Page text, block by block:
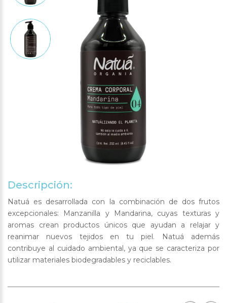
Descripción:
Natuá es desarrollada con la combinación de dos frutos
excepcionales: Manzanilla y Mandarina, cuyas texturas y
aromas crean productos únicos que ayudan a relajar y
reanimar nuevos tejidos en tu piel. Natuá además
contribuye al cuidado ambiental, ya que se caracteriza por
utilizar materiales biodegradables y reciclables.